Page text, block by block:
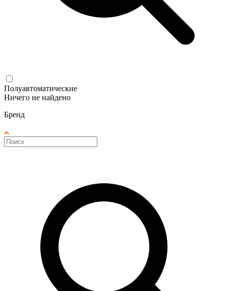
Полуавтоматические
Ничего не найдено
Бренд